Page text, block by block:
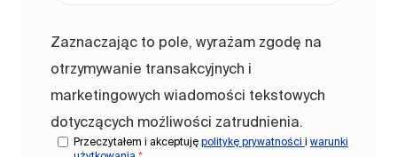
Zaznaczając to pole, wyrażam zgodę na
otrzymywanie transakcyjnych i
marketingowych wiadomości tekstowych
dotyczących możliwości zatrudnienia.
Przeczytałem i akceptuję politykę prywatności i warunki